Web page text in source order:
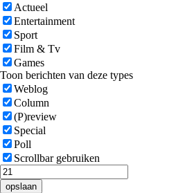
Actueel
Entertainment
Sport
Film & Tv
Games
Toon berichten van deze types
Weblog
Column
(P)review
Special
Poll
Scrollbar gebruiken
opslaan